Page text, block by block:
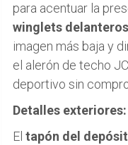
para acentuar la
winglets
imagen más baja y
el alerón de techo
deportivo sin
Detalles
El tapón del